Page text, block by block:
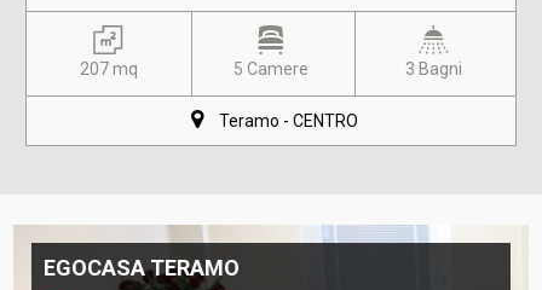
207 mq 5 Camere 3 Bagni
Teramo - CENTRO
EGOCASA TERAMO